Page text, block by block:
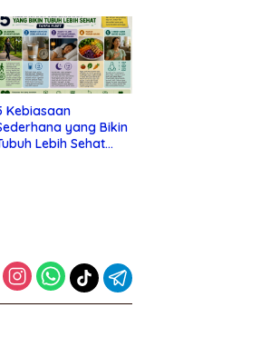
Depresi
Kebiasaan
yang Bikin
Lebih Sehat